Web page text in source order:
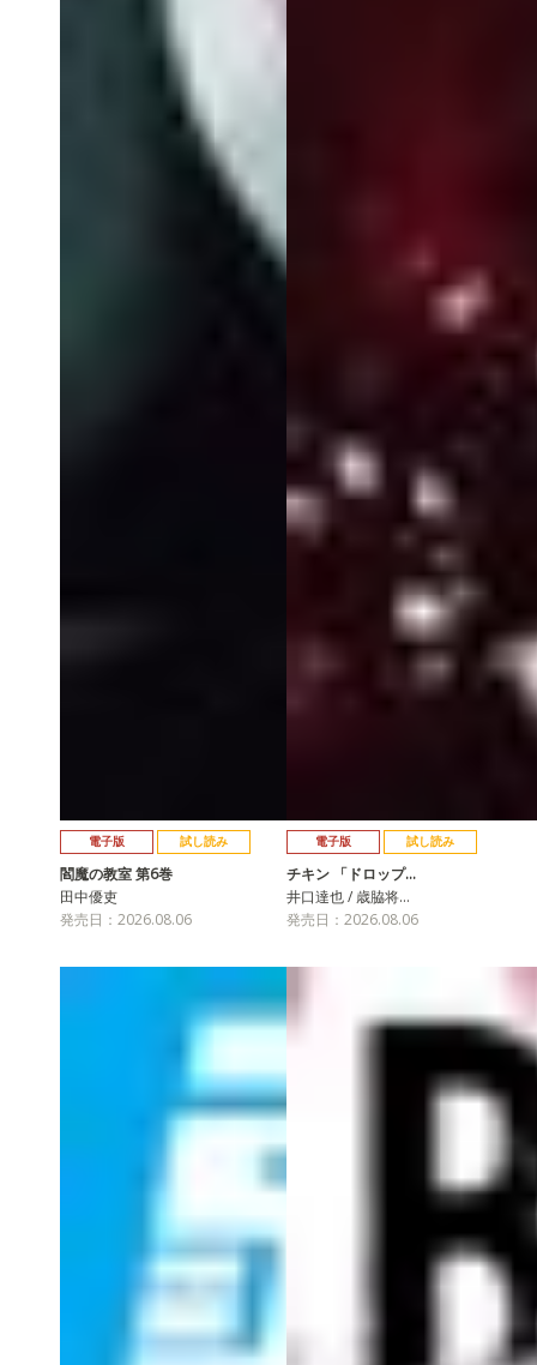
電子版 試し読み
閻魔の教室 第6巻
田中優吏
発売日：2026.08.06
電子版 試し読み
チキン 「ドロップ…
井口達也 / 歳脇将…
発売日：2026.08.06